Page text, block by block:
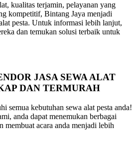
kualitas terjamin, pelayanan yang
kompetitif, Bintang Jaya menjadi
pesta. Untuk informasi lebih lanjut,
dan temukan solusi terbaik untuk
JASA SEWA ALAT
DAN TERMURAH
semua kebutuhan sewa alat pesta anda!
anda dapat menemukan berbagai
membuat acara anda menjadi lebih